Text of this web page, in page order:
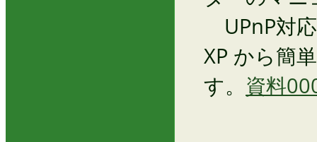
UPnP対
XP から簡
す。 資料